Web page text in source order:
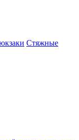
Стяжные